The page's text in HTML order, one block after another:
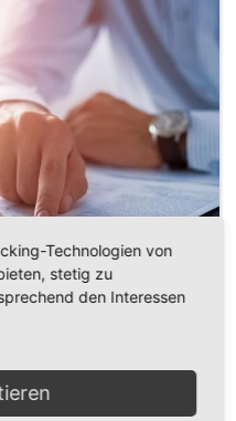
Technologien von
stetig zu
den Interessen